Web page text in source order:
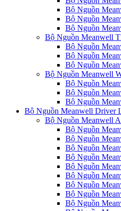
Bộ Nguồn
Bộ Nguồn
Bộ Nguồn
Bộ Nguồn Meanwell
Bộ Nguồn
Bộ Nguồn
Bộ Nguồn
Bộ Nguồn Meanwell
Bộ Nguồn
Bộ Nguồn
Bộ Nguồn
Bộ Nguồn Meanwell Driver
Bộ Nguồn Meanwell
Bộ Nguồn
Bộ Nguồn
Bộ Nguồn
Bộ Nguồn
Bộ Nguồn
Bộ Nguồn
Bộ Nguồn
Bộ Nguồn
Bộ Nguồn